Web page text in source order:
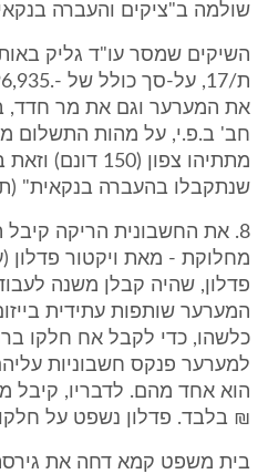
שולמה ב"ציקים והעברה
השיקים שמסר עו"ד גליק
את המערער וגם את מר חדד,
חב' ב.פ.י, על מהות התשלום
שנתקבלו בהעברה בנקאית" (ת/17
8. את החשבונית הריקה קיבל
פדלון, שהיה קבלן משנה
המערער שותפות עתידית
כלשהו, כדי לקבל אח חלקו
₪ בלבד. פדלון נשפט על חלקו בפרשה בנפרד.
בית משפט קמא דחה את